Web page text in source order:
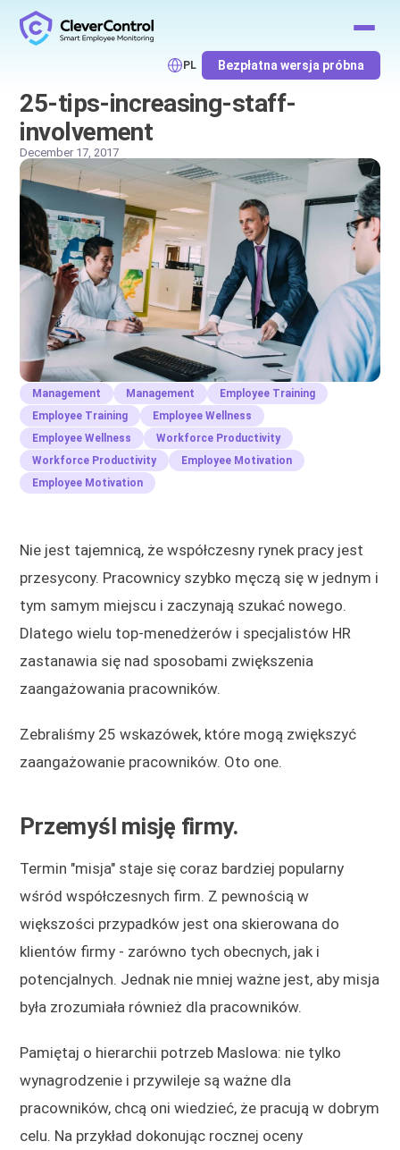
PL Bezpłatna wersja próbna
25-tips-increasing-staff-
involvement
December 17, 2017
Management Management
Employee Training
Employee Training
Employee Wellness
Employee Wellness
Workforce Productivity
Workforce Productivity
Employee Motivation
Employee Motivation
Nie jest tajemnicą, że współczesny rynek pracy jest
przesycony. Pracownicy szybko męczą się w jednym i
tym samym miejscu i zaczynają szukać nowego.
Dlatego wielu top-menedżerów i specjalistów HR
zastanawia się nad sposobami zwiększenia
zaangażowania pracowników.
Zebraliśmy 25 wskazówek, które mogą zwiększyć
zaangażowanie pracowników. Oto one.
Przemyśl misję firmy.
Termin "misja" staje się coraz bardziej popularny
wśród współczesnych firm. Z pewnością w
większości przypadków jest ona skierowana do
klientów firmy - zarówno tych obecnych, jak i
potencjalnych. Jednak nie mniej ważne jest, aby misja
była zrozumiała również dla pracowników.
Pamiętaj o hierarchii potrzeb Maslowa: nie tylko
wynagrodzenie i przywileje są ważne dla
pracowników, chcą oni wiedzieć, że pracują w dobrym
celu. Na przykład dokonując rocznej oceny